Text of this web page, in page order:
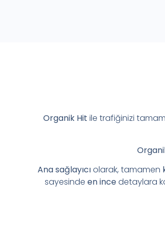
Organik Hit ile trafiğinizi
Ana sağlayıcıolarak, tamamen
sayesinde en incedetaylara